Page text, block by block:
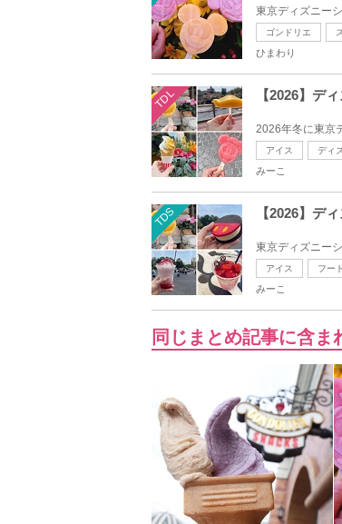
東京ディズニー
ゴンドリエ
ひまわり
TDL 【2026】デ
2026年冬に東京
アイス ディ
みーこ
TDS 【2026】デ
東京ディズニー
アイス フー
みーこ
同じまとめ記事に含ま